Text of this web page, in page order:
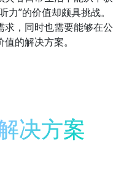
”的价值却颇具挑战。
，同时也需要能够在公
的解决方案。
决方案